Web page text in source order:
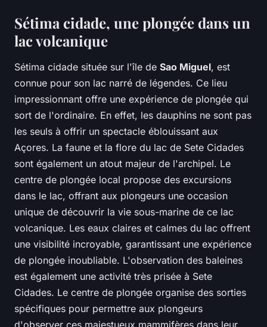
Sétima cidade, une plongée dans un
lac volcanique
Sétima cidade située sur l'île de Sao Miguel, est
connue pour son lac narré de légendes. Ce lieu
impressionnant offre une expérience de plongée qui
sort de l'ordinaire. En effet, les dauphins ne sont pas
les seuls à offrir un spectacle éblouissant aux
Açores. La faune et la flore du lac de Sete Cidades
sont également un atout majeur de l'archipel. Le
centre de plongée local propose des excursions
dans le lac, offrant aux plongeurs une occasion
unique de découvrir la vie sous-marine de ce lac
volcanique. Les eaux claires et calmes du lac offrent
une visibilité incroyable, garantissant une expérience
de plongée inoubliable. L'observation des baleines
est également une activité très prisée à Sete
Cidades. Le centre de plongée organise des sorties
spécifiques pour permettre aux plongeurs